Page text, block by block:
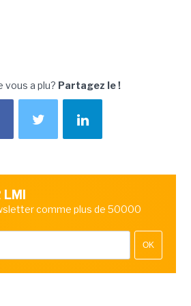
vous a plu? Partagez le !
comme plus de 50000
OK